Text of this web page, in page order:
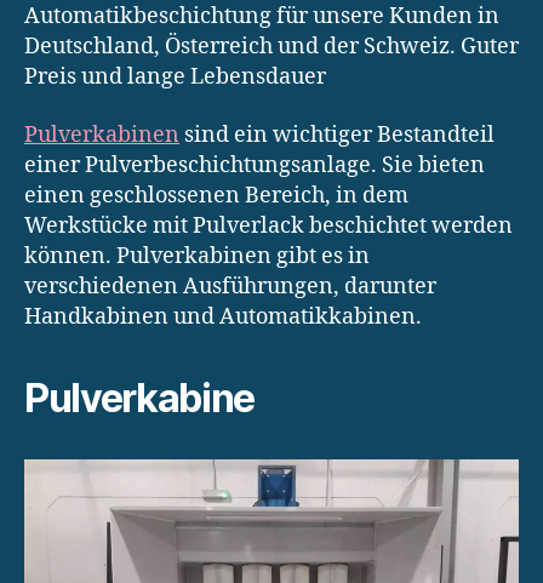
Automatikbeschichtung für unsere Kunden in
Deutschland, Österreich und der Schweiz. Guter
Preis und lange Lebensdauer
Pulverkabinen sind ein wichtiger Bestandteil
einer Pulverbeschichtungsanlage. Sie bieten
einen geschlossenen Bereich, in dem
Werkstücke mit Pulverlack beschichtet werden
können. Pulverkabinen gibt es in
verschiedenen Ausführungen, darunter
Handkabinen und Automatikkabinen.
Pulverkabine